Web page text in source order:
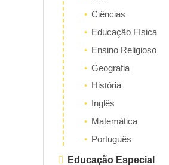
Ciências
Educação Física
Ensino Religioso
Geografia
História
Inglês
Matemática
Português
Educação Especial